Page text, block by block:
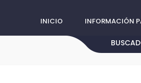
INICIO INFORMACIÓN